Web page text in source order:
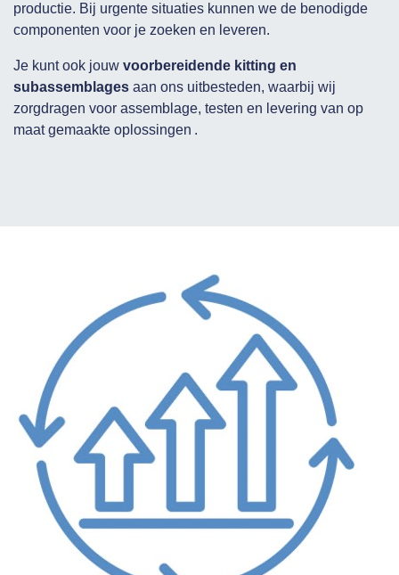
productie. Bij urgente situaties kunnen we de benodigde
componenten voor je zoeken en leveren.
Je kunt ook jouw voorbereidende kitting en
subassemblages aan ons uitbesteden, waarbij wij
zorgdragen voor assemblage, testen en levering van op
maat gemaakte oplossingen .